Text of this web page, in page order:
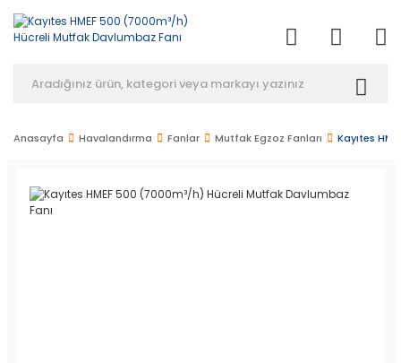
Anasayfa Havalandırma Fanlar Mutfak Egzoz Fanları Kayıtes